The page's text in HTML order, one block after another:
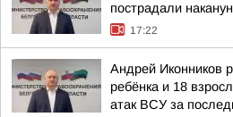
пострадали
17:22
Андрей Иконников
ребёнка и 18
атак ВСУ за